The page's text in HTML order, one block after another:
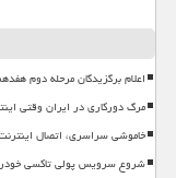
اعلام برگزیدگان مرحله دوم
مرگ دورکاری در ایران وقتی
خاموشی سراسری، اتصال
شروع سرویس پولی تاکسی